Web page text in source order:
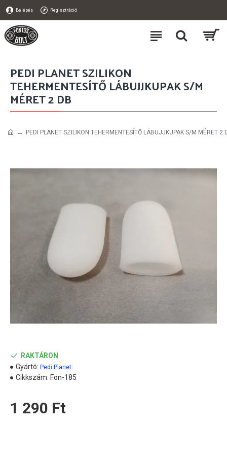
Belépés Regisztráció
PEDI PLANET SZILIKON TEHERMENTESÍTŐ LÁBUJJKUPAK S/M MÉRET 2
PEDI PLANET SZILIKON
TEHERMENTESÍTŐ LÁBUJJKUPAK S/M
MÉRET 2 DB
RAKTÁRON
Gyártó: Pedi Planet
Cikkszám: Fon-185
1 290 Ft